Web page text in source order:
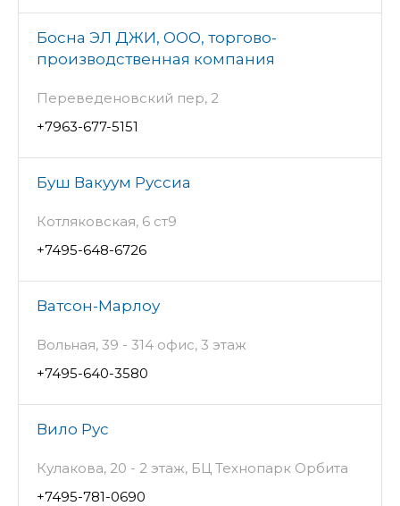
Босна ЭЛ ДЖИ, ООО, торгово-
производственная компания
Переведеновский пер, 2
+7963-677-5151
Буш Вакуум Руссиа
Котляковская, 6 ст9
+7495-648-6726
Ватсон-Марлоу
Вольная, 39 - 314 офис, 3 этаж
+7495-640-3580
Вило Рус
Кулакова, 20 - 2 этаж, БЦ Технопарк Орбита
+7495-781-0690